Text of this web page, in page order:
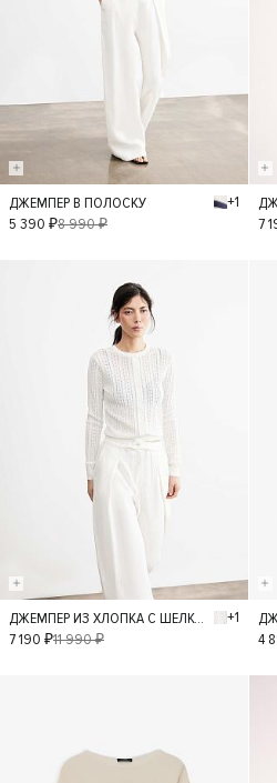
S L
ДЖЕМПЕР В ПОЛОСКУ
+1
5 390 ₽8 990 ₽
7
S L
ДЖЕМПЕР ИЗ ХЛОПКА С ШЕЛКОМ
+1
7 190 ₽11 990 ₽
4